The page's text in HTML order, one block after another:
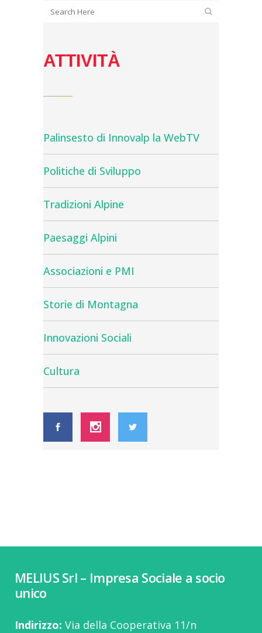
ATTIVITÀ
Palinsesto di Innovalp la WebTV
Politiche di Sviluppo
Tradizioni Alpine
Paesaggi Alpini
Associazioni e PMI
Storie di Montagna
Innovazioni Sociali
Cultura
MELIUS Srl – Impresa Sociale a socio
unico
Indirizzo: Via della Cooperativa 11/n